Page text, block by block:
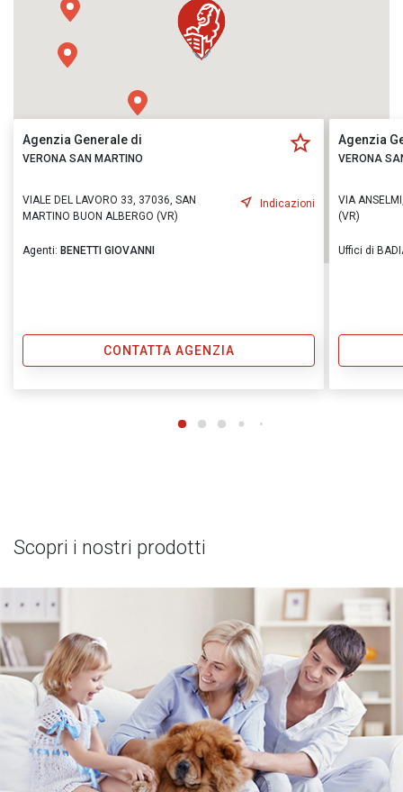
Agenzia Generale di
VERONA SAN MARTINO
VIALE DEL LAVORO 33, 37036, SAN
MARTINO BUON ALBERGO (VR)
Indicazioni
Agenti: BENETTI GIOVANNI
CONTATTA AGENZIA
Agenzia
VERONA
VIA
(VR)
Uffici di
Scopri i nostri prodotti